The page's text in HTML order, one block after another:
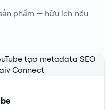
phẩm — hữu ích nếu